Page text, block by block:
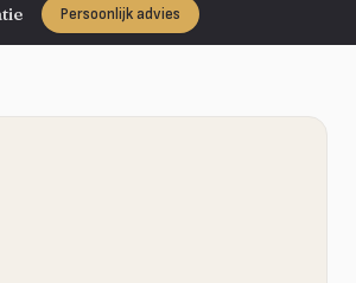
Persoonlijk advies